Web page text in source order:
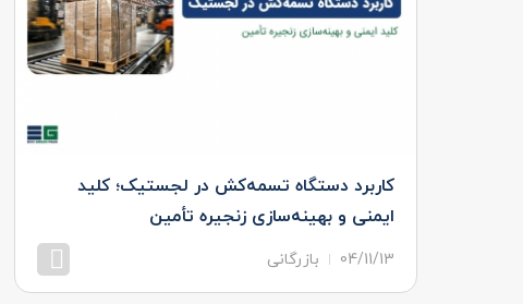
کاربرد دستگاه تسمه‌کش در لجستیک؛ کلید
ایمنی و بهینه‌سازی زنجیره تأمین
04/11/13 بازرگانی